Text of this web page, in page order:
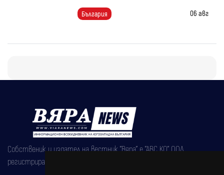
България 06 авг
Собственик и издател на вестник "Вяра" е "АВС КО" ООД,
регистрирана на 08.05.2002 година.